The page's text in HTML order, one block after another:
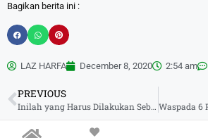
Bagikan berita ini :
LAZ HARFA December 8, 2020 2:54 am
PREVIOUS
Inilah yang Harus Dilakukan Sebelum, Saat, dan Setelah Banjir